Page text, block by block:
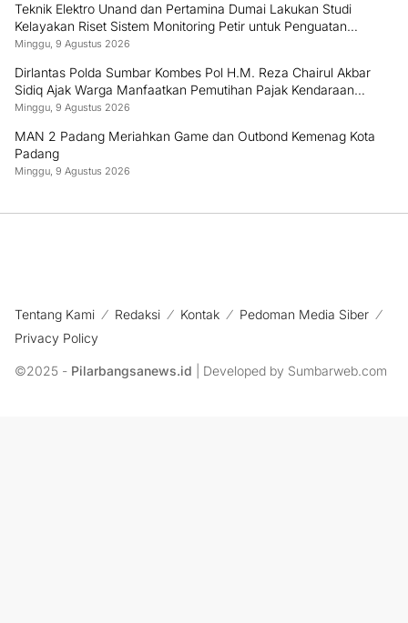
Teknik Elektro Unand dan Pertamina Dumai Lakukan Studi
Kelayakan Riset Sistem Monitoring Petir untuk Penguatan
Keamanan Industri
Minggu, 9 Agustus 2026
Dirlantas Polda Sumbar Kombes Pol H.M. Reza Chairul Akbar
Sidiq Ajak Warga Manfaatkan Pemutihan Pajak Kendaraan
hingga 31 Desember 2026
Minggu, 9 Agustus 2026
MAN 2 Padang Meriahkan Game dan Outbond Kemenag Kota
Padang
Minggu, 9 Agustus 2026
Tentang Kami Redaksi Kontak
Pedoman Media Siber
Privacy Policy
©2025 - Pilarbangsanews.id | Developed by Sumbarweb.com